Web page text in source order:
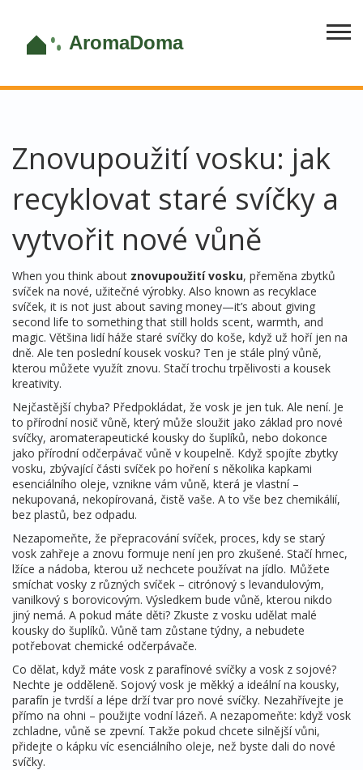
Znovupoužití vosku: jak
recyklovat staré svíčky a
vytvořit nové vůně
When you think about znovupoužití vosku, přeměna zbytků
svíček na nové, užitečné výrobky. Also known as recyklace
svíček, it is not just about saving money—it’s about giving
second life to something that still holds scent, warmth, and
magic. Většina lidí háže staré svíčky do koše, když už hoří jen na
dně. Ale ten poslední kousek vosku? Ten je stále plný vůně,
kterou můžete využít znovu. Stačí trochu trpělivosti a kousek
kreativity.
Nejčastější chyba? Předpokládat, že vosk je jen tuk. Ale není. Je
to přírodní nosič vůně, který může sloužit jako základ pro nové
svíčky, aromaterapeutické kousky do šuplíků, nebo dokonce
jako přírodní odčerpávač vůně v koupelně. Když spojíte zbytky
vosku, zbývající části svíček po hořenís několika kapkami
esenciálního oleje, vznikne vám vůně, která je vlastní –
nekupovaná, nekopírovaná, čistě vaše. A to vše bez chemikálií,
bez plastů, bez odpadu.
Nezapomeňte, že přepracování svíček, proces, kdy se starý
vosk zahřeje a znovu formuje není jen pro zkušené. Stačí hrnec,
lžíce a nádoba, kterou už nechcete používat na jídlo. Můžete
smíchat vosky z různých svíček – citrónový s levandulovým,
vanilkový s borovicovým. Výsledkem bude vůně, kterou nikdo
jiný nemá. A pokud máte děti? Zkuste z vosku udělat malé
kousky do šuplíků. Vůně tam zůstane týdny, a nebudete
potřebovat chemické odčerpávače.
Co dělat, když máte vosk z parafínové svíčky a vosk z sojové?
Nechte je odděleně. Sojový vosk je měkký a ideální na kousky,
parafín je tvrdší a lépe drží tvar pro nové svíčky. Nezahřívejte je
přímo na ohni – použijte vodní lázeň. A nezapomeňte: když vosk
zchladne, vůně se zpevní. Takže pokud chcete silnější vůni,
přidejte o kápku víc esenciálního oleje, než byste dali do nové
svíčky.